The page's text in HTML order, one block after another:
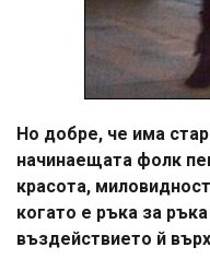
Но добре, че има
начинаещата фолк
красота,
когато е ръка за
въздействието й